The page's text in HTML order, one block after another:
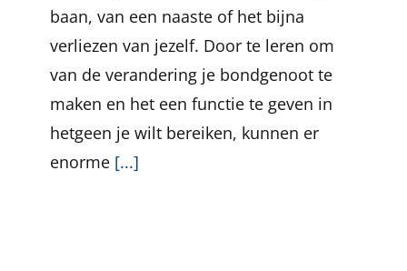
baan, van een naaste of het bijna
verliezen van jezelf. Door te leren om
van de verandering je bondgenoot te
maken en het een functie te geven in
hetgeen je wilt bereiken, kunnen er
enorme [...]